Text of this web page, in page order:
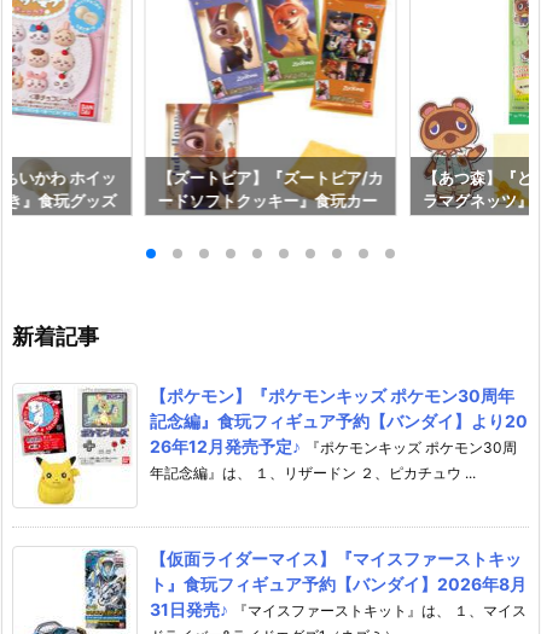
いかわ ホイッ
き』食玩グッズ
【ズートピア】『ズートピア/カ
ードソフトクッキー』食玩カー
年8月10日発売♪
【あつ森】『ど
ラマグネッツ』
新着記事
【ポケモン】『ポケモンキッズ ポケモン30周年
記念編』食玩フィギュア予約【バンダイ】より20
26年12月発売予定♪
『ポケモンキッズ ポケモン30周
年記念編』は、 １、リザードン ２、ピカチュウ ...
【仮面ライダーマイス】『マイスファーストキッ
ト』食玩フィギュア予約【バンダイ】2026年8月
31日発売♪
『マイスファーストキット』は、 １、マイス